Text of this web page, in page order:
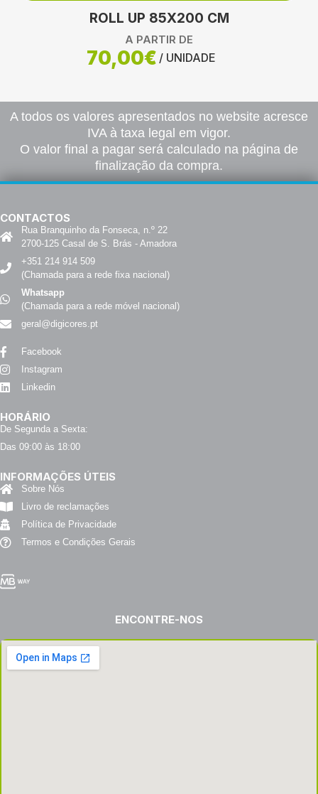
ROLL UP 85X200 CM
A PARTIR DE
70,00€ / UNIDADE
A todos os valores apresentados no website acresce
IVA à taxa legal em vigor.
O valor final a pagar será calculado na página de
finalização da compra.
CONTACTOS
Rua Branquinho da Fonseca, n.º 22
2700-125 Casal de S. Brás - Amadora
+351 214 914 509
(Chamada para a rede fixa nacional)
Whatsapp
(Chamada para a rede móvel nacional)
geral@digicores.pt
Facebook
Instagram
Linkedin
HORÁRIO
De Segunda a Sexta:
Das 09:00 às 18:00
INFORMAÇÕES ÚTEIS
Sobre Nós
Livro de reclamações
Política de Privacidade
Termos e Condições Gerais
ENCONTRE-NOS